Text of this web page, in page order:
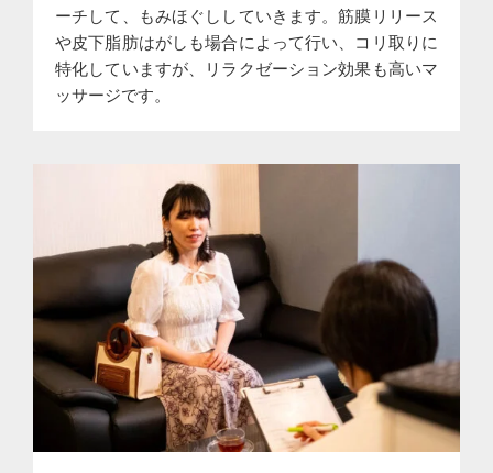
ーチして、もみほぐししていきます。筋膜リリース
や皮下脂肪はがしも場合によって行い、コリ取りに
特化していますが、リラクゼーション効果も高いマ
ッサージです。